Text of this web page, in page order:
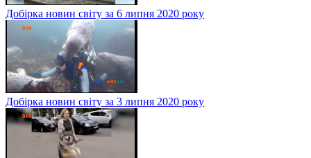
Добірка новин світу за 6 липня 2020 року
Добірка новин світу за 3 липня 2020 року